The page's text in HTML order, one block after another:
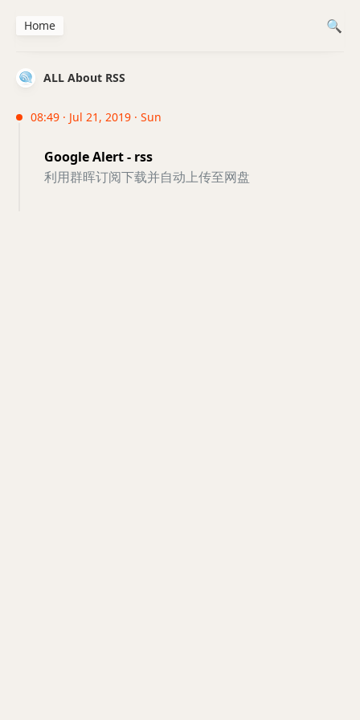
ALL About RSS
08:49 · Jul 21, 2019 · Sun
Google Alert - rss
利用群晖订阅下载并自动上传至网盘
Home